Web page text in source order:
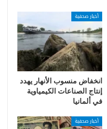
أخبار صحفية
انخفاض منسوب الأنهار يهدد
إنتاج الصناعات الكيمياوية
في ألمانيا
أخبار صحفية